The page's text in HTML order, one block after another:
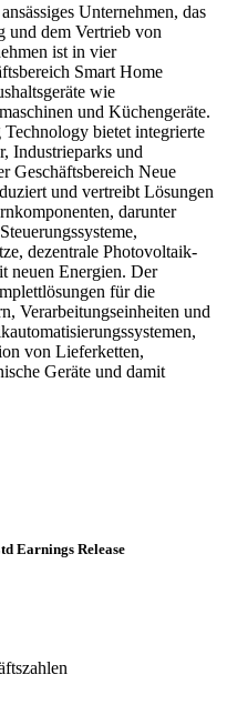
Unternehmen, das
und dem Vertrieb von
ist in vier
Smart Home
wie
und Küchengeräte.
bietet integrierte
Industrieparks und
Geschäftsbereich Neue
und vertreibt Lösungen
darunter
dezentrale Photovoltaik-
neuen Energien. Der
für die
Verarbeitungseinheiten und
von Lieferketten,
Geräte und damit
Earnings Release